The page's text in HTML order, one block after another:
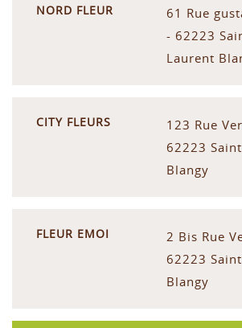
NORD FLEUR
61 Rue
- 62223
Laurent
CITY FLEURS
123 Rue
62223
Blangy
FLEUR EMOI
2 Bis Rue
62223
Blangy